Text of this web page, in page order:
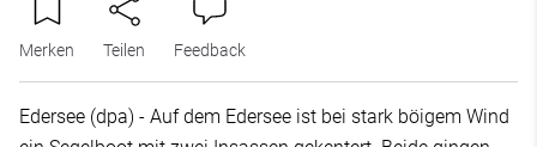
Merken Teilen Feedback
Edersee (dpa) - Auf dem Edersee ist bei stark böigem Wind